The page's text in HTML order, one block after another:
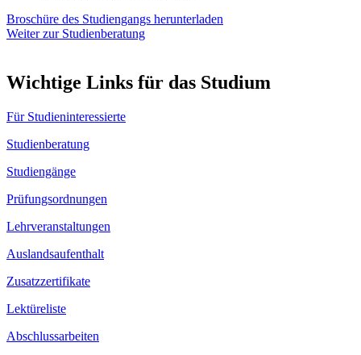
Broschüre des Studiengangs herunterladen
Weiter zur Studienberatung
Wichtige Links für das Studium
Für Studieninteressierte
Studienberatung
Studiengänge
Prüfungsordnungen
Lehrveranstaltungen
Auslandsaufenthalt
Zusatzzertifikate
Lektüreliste
Abschlussarbeiten